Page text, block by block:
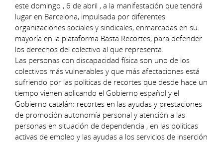
este domingo , 6 de abril , a la manifestación que tendrá
lugar en Barcelona, impulsada por diferentes
organizaciones sociales y sindicales, enmarcadas en su
mayoría en la plataforma Basta Recortes, para defender
los derechos del colectivo al que representa.
Las personas con discapacidad física son uno de los
colectivos más vulnerables y que más afectaciones está
sufriendo por las políticas de recortes que desde hace un
tiempo vienen aplicando el Gobierno español y el
Gobierno catalán: recortes en las ayudas y prestaciones
de promoción autonomía personal y atención a las
personas en situación de dependencia , en las políticas
activas de empleo y las ayudas a los servicios de inserción